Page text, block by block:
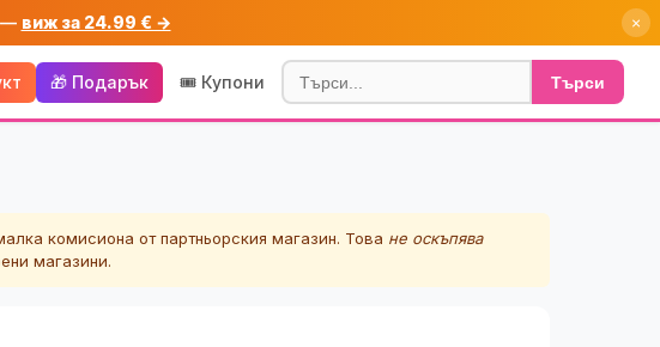
— виж за 24.99 € → ×
🎁 Подарък 🎟️ Купони Търси
комисиона от партньорския магазин. Това не оскъпява
магазини.